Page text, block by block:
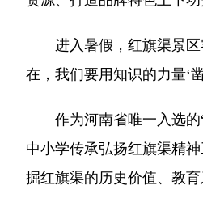
进入暑假，红旗渠景区
在，我们要用知识的力量‘
作为河南省唯一入选的“
中小学传承弘扬红旗渠精
掘红旗渠的历史价值、教